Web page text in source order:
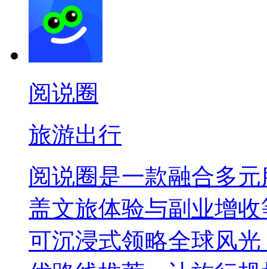
阅说圈
旅游出行
阅说圈是一款融合多
盖文旅体验与副业增
可沉浸式领略全球风